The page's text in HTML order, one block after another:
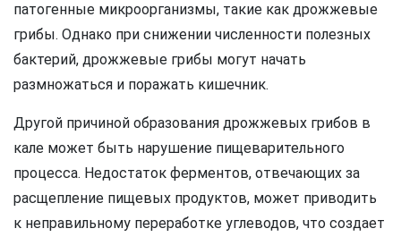
патогенные микроорганизмы, такие как дрожжевые
грибы. Однако при снижении численности полезных
бактерий, дрожжевые грибы могут начать
размножаться и поражать кишечник.
Другой причиной образования дрожжевых грибов в
кале может быть нарушение пищеварительного
процесса. Недостаток ферментов, отвечающих за
расщепление пищевых продуктов, может приводить
к неправильному переработке углеводов, что создает